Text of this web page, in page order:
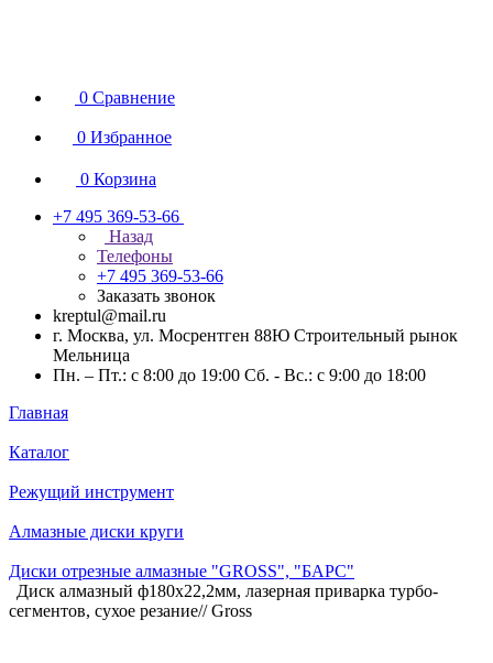
0 Сравнение
0 Избранное
0 Корзина
+7 495 369-53-66
Назад
Телефоны
+7 495 369-53-66
Заказать звонок
kreptul@mail.ru
г. Москва, ул. Мосрентген 88Ю Строительный рынок
Мельница
Пн. – Пт.: с 8:00 до 19:00 Сб. - Вс.: с 9:00 до 18:00
Главная
Каталог
Режущий инструмент
Алмазные диски круги
Диски отрезные алмазные "GROSS", "БАРС"
Диск алмазный ф180х22,2мм, лазерная приварка турбо-
сегментов, сухое резание// Gross